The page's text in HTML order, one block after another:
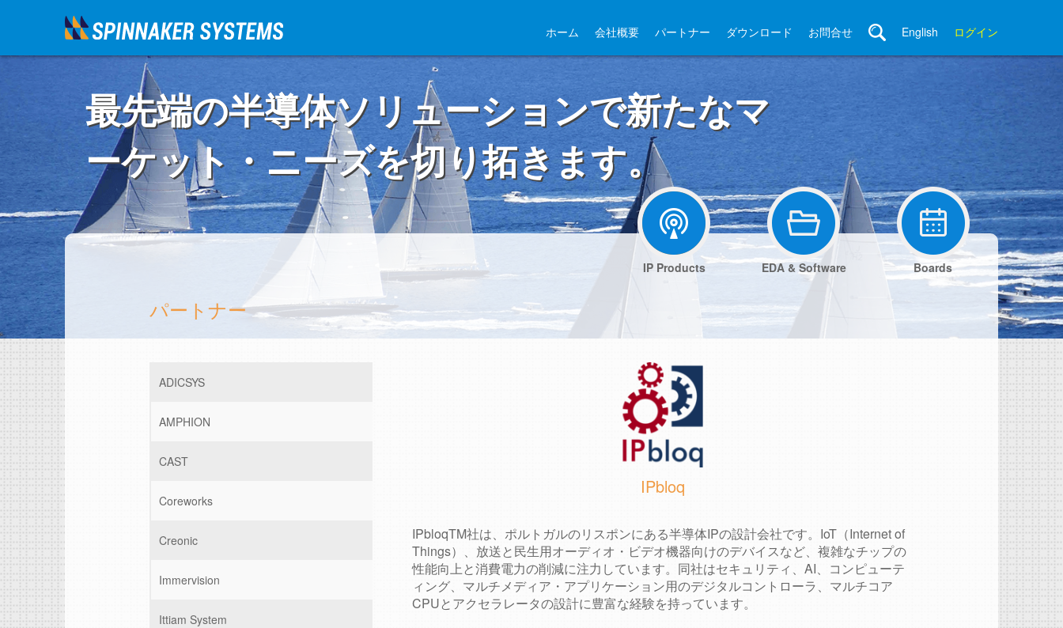
ホーム 会社概要 パートナー ダウンロード お問合せ English ログイン
最先端の半導体ソリューションで新たなマ
ーケット・ニーズを切り拓きます。
IP Products EDA & Software Boards
パートナー
ADICSYS
AMPHION
CAST
Coreworks
Creonic
Immervision
Ittiam System
IPbloq
IPbloqTM社は、ポルトガルのリスポンにある半導体IPの設計会社です。IoT（Internet of
Things）、放送と民生用オーディオ・ビデオ機器向けのデバイスなど、複雑なチップの
性能向上と消費電力の削減に注力しています。同社はセキュリティ、AI、コンピューテ
ィング、マルチメディア・アプリケーション用のデジタルコントローラ、マルチコア
CPUとアクセラレータの設計に豊富な経験を持っています。